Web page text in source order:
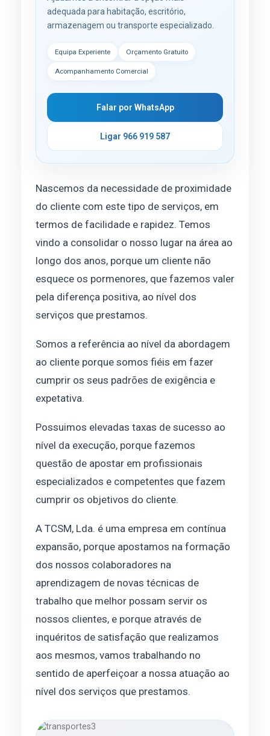
adequada para habitação, escritório,
armazenagem ou transporte especializado.
Equipa Experiente Orçamento Gratuito
Acompanhamento Comercial
Falar por WhatsApp
Ligar 966 919 587
Nascemos da necessidade de proximidade
do cliente com este tipo de serviços, em
termos de facilidade e rapidez. Temos
vindo a consolidar o nosso lugar na área ao
longo dos anos, porque um cliente não
esquece os pormenores, que fazemos valer
pela diferença positiva, ao nível dos
serviços que prestamos.
Somos a referência ao nível da abordagem
ao cliente porque somos fiéis em fazer
cumprir os seus padrões de exigência e
expetativa.
Possuimos elevadas taxas de sucesso ao
nível da execução, porque fazemos
questão de apostar em profissionais
especializados e competentes que fazem
cumprir os objetivos do cliente.
A TCSM, Lda. é uma empresa em contínua
expansão, porque apostamos na formação
dos nossos colaboradores na
aprendizagem de novas técnicas de
trabalho que melhor possam servir os
nossos clientes, e porque através de
inquéritos de satisfação que realizamos
aos mesmos, vamos trabalhando no
sentido de aperfeiçoar a nossa atuação ao
nível dos serviços que prestamos.